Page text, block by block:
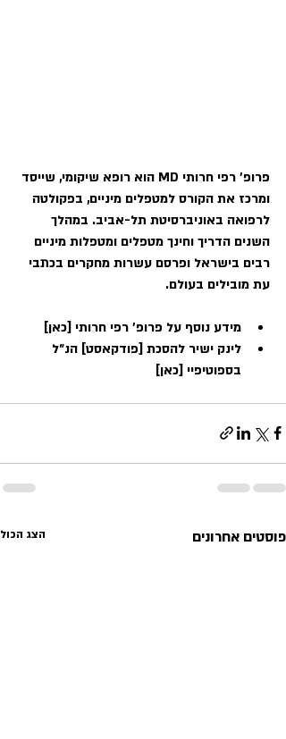
פרופ' רפי חרותי MD הוא רופא שיקומי, שייסד
ומרכז את הקורס למטפלים מיניים, בפקולטה
לרפואה באוניברסיטת תל-אביב. במהלך
השנים הדריך וחינך מטפלים ומטפלות מיניים
רבים בישראל ופרסם עשרות מחקרים בכתבי
עת מובילים בעולם.
מידע נוסף על פרופ׳ רפי חרותי [כאן]
לינק ישיר להסכת [פודקאסט] הנ״ל
בספוטיפיי [כאן]
פוסטים אחרונים הצג הכול